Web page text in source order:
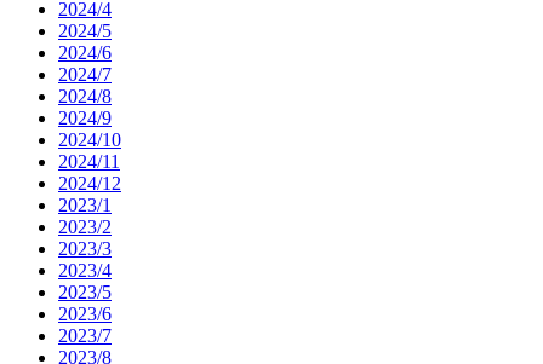
2024/4
2024/5
2024/6
2024/7
2024/8
2024/9
2024/10
2024/11
2024/12
2023/1
2023/2
2023/3
2023/4
2023/5
2023/6
2023/7
2023/8